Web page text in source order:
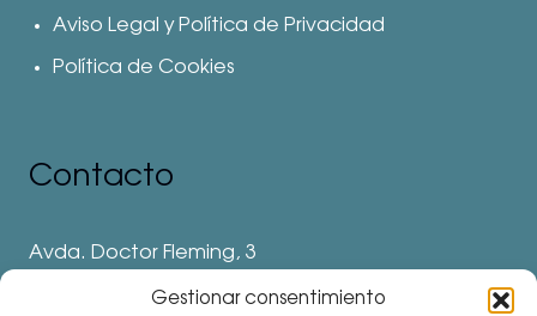
Gestionar consentimiento
Aviso Legal y Política de Privacidad
Política de Cookies
Contacto
Avda. Doctor Fleming, 3